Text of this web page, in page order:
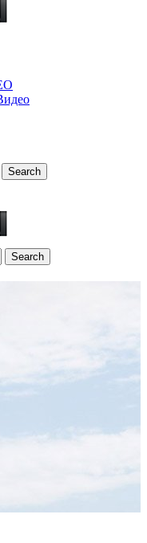
Search
Search